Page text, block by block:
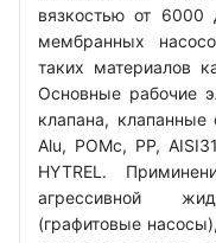
вязкостью от 6000
мембранных
таких материалов
Основные рабочие
клапана, клапанные
Alu, POMc, PP,
HYTREL.
агрессивной
(графитовые